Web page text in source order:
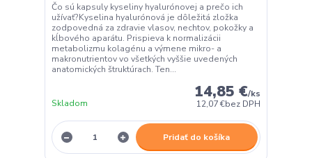
Čo sú kapsuly kyseliny hyalurónovej a prečo ich
užívať?Kyselina hyalurónová je dôležitá zložka
zodpovedná za zdravie vlasov, nechtov, pokožky a
kĺbového aparátu. Prispieva k normalizácii
metabolizmu kolagénu a výmene mikro- a
makronutrientov vo všetkých vyššie uvedených
anatomických štruktúrach. Ten...
14,85 €/ks
12,07 €bez DPH
Skladom
Pridať do košíka